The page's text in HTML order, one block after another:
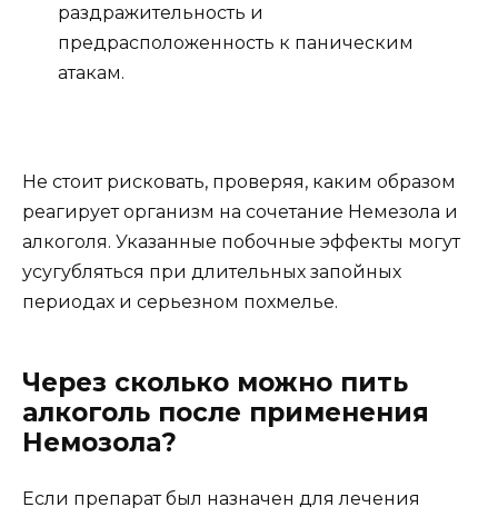
раздражительность и
предрасположенность к паническим
атакам.
Не стоит рисковать, проверяя, каким образом
реагирует организм на сочетание Немезола и
алкоголя. Указанные побочные эффекты могут
усугубляться при длительных запойных
периодах и серьезном похмелье.
Через сколько можно пить
алкоголь после применения
Немозола?
Если препарат был назначен для лечения